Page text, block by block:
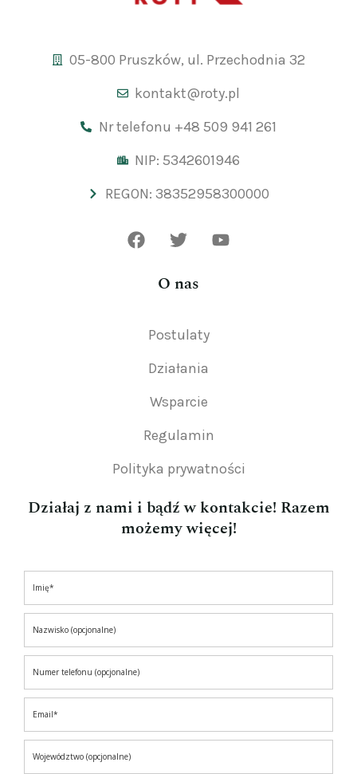
05-800 Pruszków, ul. Przechodnia 32
kontakt@roty.pl
Nr telefonu +48 509 941 261
NIP: 5342601946
REGON: 38352958300000
O nas
Postulaty
Działania
Wsparcie
Regulamin
Polityka prywatności
Działaj z nami i bądź w kontakcie! Razem
możemy więcej!